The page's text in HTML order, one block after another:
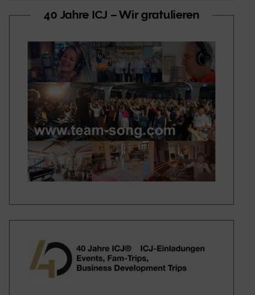
40 Jahre ICJ – Wir gratulieren